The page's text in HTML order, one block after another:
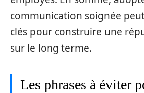
communication soignée
clés pour construire une
sur le long terme.
Les phrases à éviter